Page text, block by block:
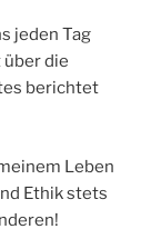
jeden Tag
die
berichtet
Leben
Ethik stets